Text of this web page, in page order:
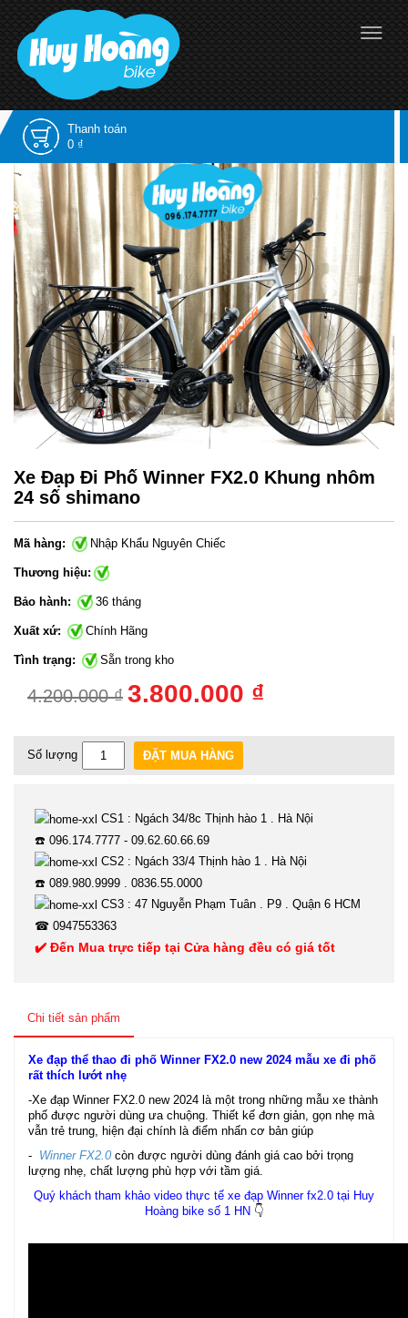
Thanh toán
0 ₫
Xe Đạp Đi Phố Winner FX2.0 Khung nhôm
24 số shimano
Mã hàng: Nhập Khẩu Nguyên Chiếc
Thương hiệu:
Bảo hành: 36 tháng
Xuất xứ: Chính Hãng
Tình trạng: Sẵn trong kho
4.200.000 ₫ 3.800.000 ₫
Số lượng ĐẶT MUA HÀNG
CS1 : Ngách 34/8c Thịnh hào 1 . Hà Nội
☎️ 096.174.7777 - 09.62.60.66.69
CS2 : Ngách 33/4 Thịnh hào 1 . Hà Nội
☎️ 089.980.9999 . 0836.55.0000
CS3 : 47 Nguyễn Phạm Tuân . P9 . Quận 6 HCM
☎ 0947553363
✔️ Đến Mua trực tiếp tại Cửa hàng đều có giá tốt
Chi tiết sản phẩm
Xe đạp thể thao đi phố Winner FX2.0 new 2024 mẫu xe đi phố
rất thích lướt nhẹ
-Xe đạp Winner FX2.0 new 2024 là một trong những mẫu xe thành
phố được người dùng ưa chuộng. Thiết kế đơn giản, gọn nhẹ mà
vẫn trẻ trung, hiện đại chính là điểm nhấn cơ bản giúp
- Winner FX2.0 còn được người dùng đánh giá cao bởi trọng
lượng nhẹ, chất lượng phù hợp với tầm giá.
Quý khách tham khảo video thực tế xe đạp Winner fx2.0 tại Huy
Hoàng bike số 1 HN 👇